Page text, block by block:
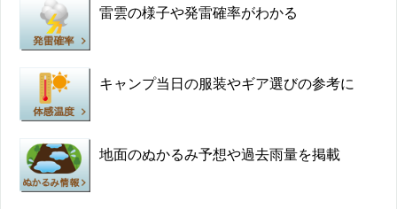
雷雲の様子や発雷確率がわかる
キャンプ当日の服装やギア選びの参考に
地面のぬかるみ予想や過去雨量を掲載